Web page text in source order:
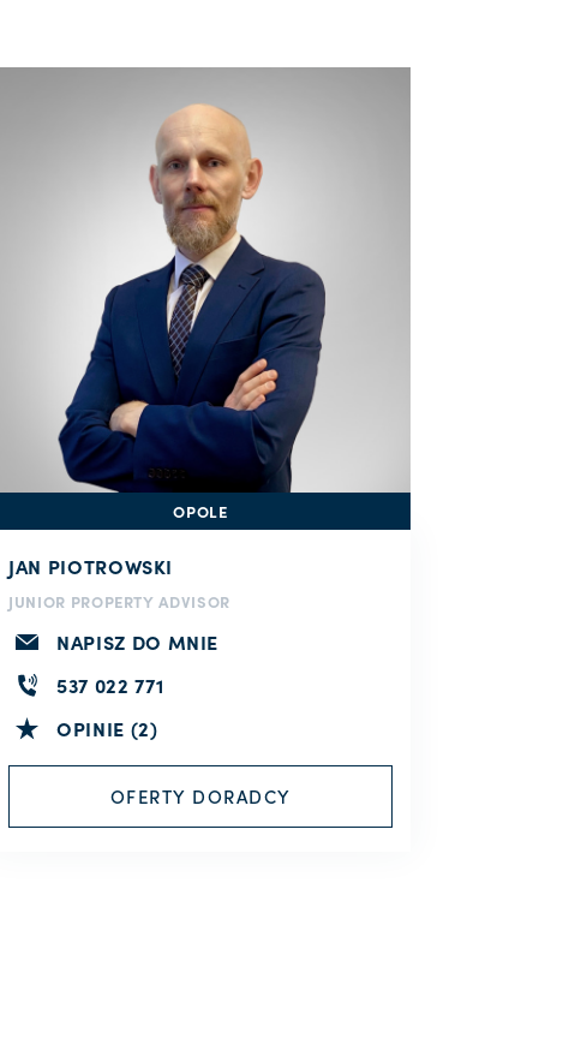
OPOLE
JAN PIOTROWSKI
JUNIOR PROPERTY ADVISOR
NAPISZ DO MNIE
537 022 771
OPINIE (2)
OFERTY DORADCY